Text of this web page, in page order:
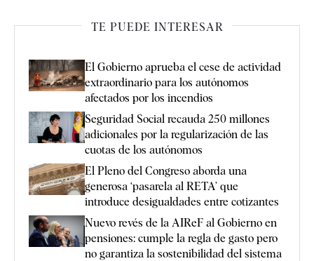
TE PUEDE INTERESAR
El Gobierno aprueba el cese de actividad
extraordinario para los autónomos
afectados por los incendios
Seguridad Social recauda 250 millones
adicionales por la regularización de las
cuotas de los autónomos
El Pleno del Congreso aborda una
generosa ‘pasarela al RETA’ que
introduce desigualdades entre cotizantes
Nuevo revés de la AIReF al Gobierno en
pensiones: cumple la regla de gasto pero
no garantiza la sostenibilidad del sistema